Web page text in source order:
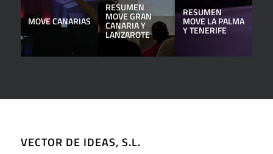
MOVE CANARIAS
RESUMEN
MOVE GRAN
CANARIA Y
LANZAROTE
RESUMEN
MOVE LA PALMA
Y TENERIFE
VECTOR DE IDEAS, S.L.